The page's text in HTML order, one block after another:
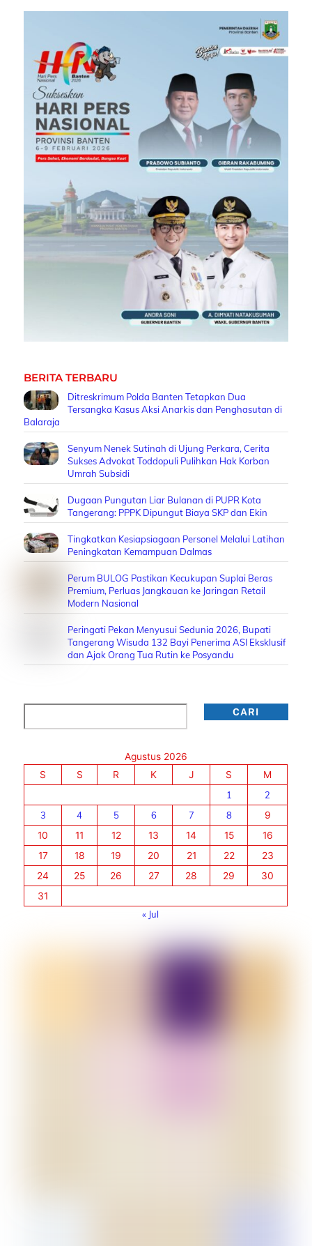
BERITA TERBARU
Ditreskrimum Polda Banten Tetapkan Dua
Tersangka Kasus Aksi Anarkis dan Penghasutan di
Balaraja
Senyum Nenek Sutinah di Ujung Perkara, Cerita
Sukses Advokat Toddopuli Pulihkan Hak Korban
Umrah Subsidi
Dugaan Pungutan Liar Bulanan di PUPR Kota
Tangerang: PPPK Dipungut Biaya SKP dan Ekin
Tingkatkan Kesiapsiagaan Personel Melalui Latihan
Peningkatan Kemampuan Dalmas
Perum BULOG Pastikan Kecukupan Suplai Beras
Premium, Perluas Jangkauan ke Jaringan Retail
Modern Nasional
Peringati Pekan Menyusui Sedunia 2026, Bupati
Tangerang Wisuda 132 Bayi Penerima ASI Eksklusif
dan Ajak Orang Tua Rutin ke Posyandu
CARI
Agustus 2026
S
S R K J S
M
1
2
3
4 5 6 7 8
9
10
11 12 13 14 15
16
17
18 19 20 21 22
23
24
25 26 27 28 29
30
31
« Jul